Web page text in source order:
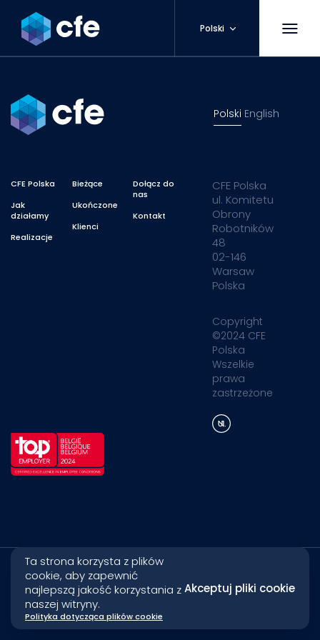
Polski
CFE Polska
Jak
działamy
Realizacje
Bieżące
Ukończone
Klienci
Dołącz do
nas
Kontakt
Polski English
CFE Polska
ul. Komitetu
Obrony
Robotników
48
02-146
Warsaw
Polska
Copyright
©2024 CFE
Polska
Wszelkie
prawa
zastrzeżone
Ta strona korzysta z plików
cookie, aby zapewnić
najlepszą jakość korzystania z
naszej witryny.
Polityka dotycząca plików cookie
Akceptuj pliki cookie